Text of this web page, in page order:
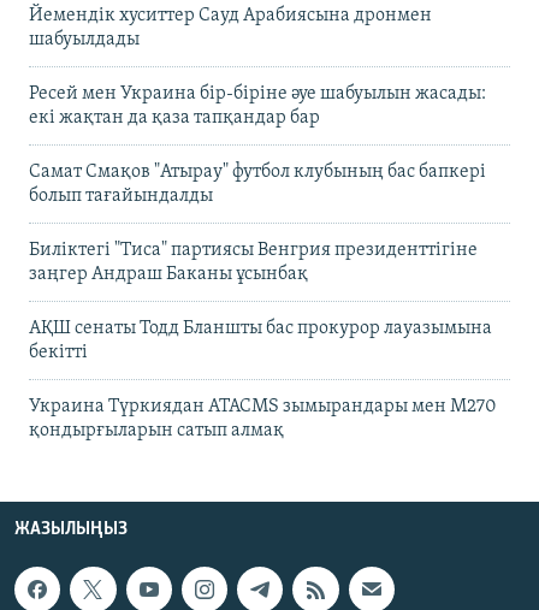
Йемендік хуситтер Сауд Арабиясына дронмен
шабуылдады
Ресей мен Украина бір-біріне әуе шабуылын жасады:
екі жақтан да қаза тапқандар бар
Самат Смақов "Атырау" футбол клубының бас бапкері
болып тағайындалды
Биліктегі "Тиса" партиясы Венгрия президенттігіне
заңгер Андраш Баканы ұсынбақ
АҚШ сенаты Тодд Бланшты бас прокурор лауазымына
бекітті
Украина Түркиядан ATACMS зымырандары мен M270
қондырғыларын сатып алмақ
ЖАЗЫЛЫҢЫЗ